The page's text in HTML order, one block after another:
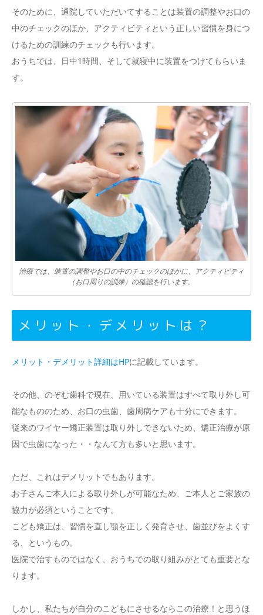
そのために、通院していただいてすることは装置の調整やお口の
中のチェックのほか、アクティビティという正しい習慣を身につ
けるための訓練のチェックも行います。
おうちでは、日中1時間、そして就寝中に装置をつけてもらいま
す。
治療では、装置の調整やお口の中のチェックのほかに、アクティビティ
（お口周りの訓練）の確認を行います。
メリット・デメリットは？
メリット・デメリット詳細はHPに記載しています。
その他、のぞむ歯科で現在、用いている装置はすべて取り外し可
能なもののため、お口の虫歯、歯周病ケアも十分にできます。
従来のワイヤー矯正装置は取り外しできないため、矯正治療が原
因で虫歯になった・・なんて方も多いと思います。
ただ、これはデメリットでもあります。
お子さんご本人による取り外しが可能なため、ご本人とご家族の
協力が必須ということです。
こども矯正は、習慣を直し顎を正しく発育させ、歯並びをよくす
る、というもの。
医院で治すものではなく、おうちでの取り組みがとても重要とな
ります。
しかし、私たちが自分のこどもにさせるならこの治療！と思うほ